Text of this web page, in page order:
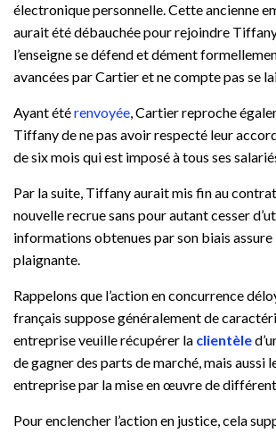
électronique personnelle. Cette ancienne
aurait été débauchée pour rejoindre
l’enseigne se défend et dément
avancées par Cartier et ne compte pas se
Ayant étérenvoyée, Cartier reproche
Tiffany de ne pas avoir respecté leur
de six mois qui est imposé à tous ses
Par la suite, Tiffany aurait mis fin au
nouvelle recrue sans pour autant cesser
informations obtenues par son biais
plaignante.
Rappelons que l’action en concurrence
français suppose généralement de
entreprise veuille récupérer la clientèle
de gagner des parts de marché, mais aussi
entreprise par la mise en œuvre de
Pour enclencher l’action en justice, cela